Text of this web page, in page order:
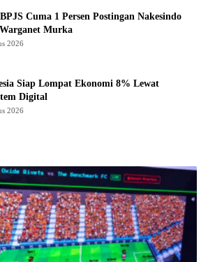
Cuma 1 Persen Postingan Nakesindo
Murka
2026
Siap Lompat Ekonomi 8% Lewat
Digital
2026